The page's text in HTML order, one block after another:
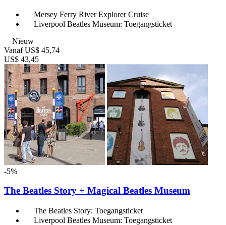
Mersey Ferry River Explorer Cruise
Liverpool Beatles Museum: Toegangsticket
Nieuw
Vanaf US$ 45,74
US$ 43,45
-5%
The Beatles Story + Magical Beatles Museum
The Beatles Story: Toegangsticket
Liverpool Beatles Museum: Toegangsticket